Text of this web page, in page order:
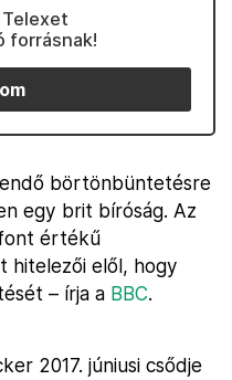
forrásnak!
börtönbüntetésre
egy brit bíróság. Az
értékű
elől, hogy
– írja a BBC.
2017. júniusi csődje